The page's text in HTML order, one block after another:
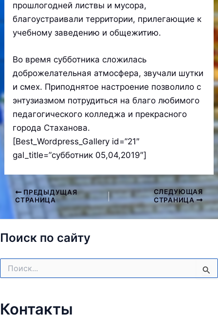
прошлогодней листвы и мусора,
благоустраивали территории, прилегающие к
учебному заведению и общежитию.
Во время субботника сложилась
доброжелательная атмосфера, звучали шутки
и смех. Приподнятое настроение позволило с
энтузиазмом потрудиться на благо любимого
педагогического колледжа и прекрасного
города Стаханова.
[Best_Wordpress_Gallery id=”21″
gal_title=”субботник 05,04,2019″]
Навигация
записям
ПРЕДЫДУЩАЯ
СТРАНИЦА
СЛЕДУЮЩАЯ
СТРАНИЦА
Поиск по сайту
Контакты